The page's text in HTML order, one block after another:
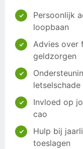
Persoonlijk
loopbaan
Advies over
geldzorgen
letselschade
Invloed op
cao
Hulp bij
toeslagen